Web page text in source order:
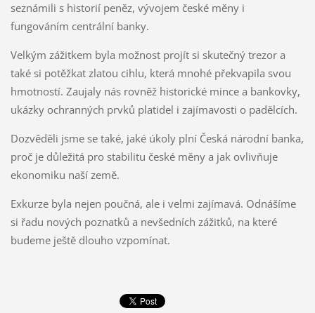
seznámili s historií peněz, vývojem české měny i
fungováním centrální banky.
Velkým zážitkem byla možnost projít si skutečný trezor a
také si potěžkat zlatou cihlu, která mnohé překvapila svou
hmotností. Zaujaly nás rovněž historické mince a bankovky,
ukázky ochranných prvků platidel i zajímavosti o padělcích.
Dozvěděli jsme se také, jaké úkoly plní Česká národní banka,
proč je důležitá pro stabilitu české měny a jak ovlivňuje
ekonomiku naší země.
Exkurze byla nejen poučná, ale i velmi zajímavá. Odnášíme
si řadu nových poznatků a nevšedních zážitků, na které
budeme ještě dlouho vzpomínat.